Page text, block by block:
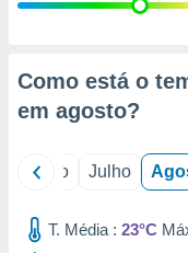
estudos
Como está o
em agosto?
Junho Julho
T. Média : 23°C